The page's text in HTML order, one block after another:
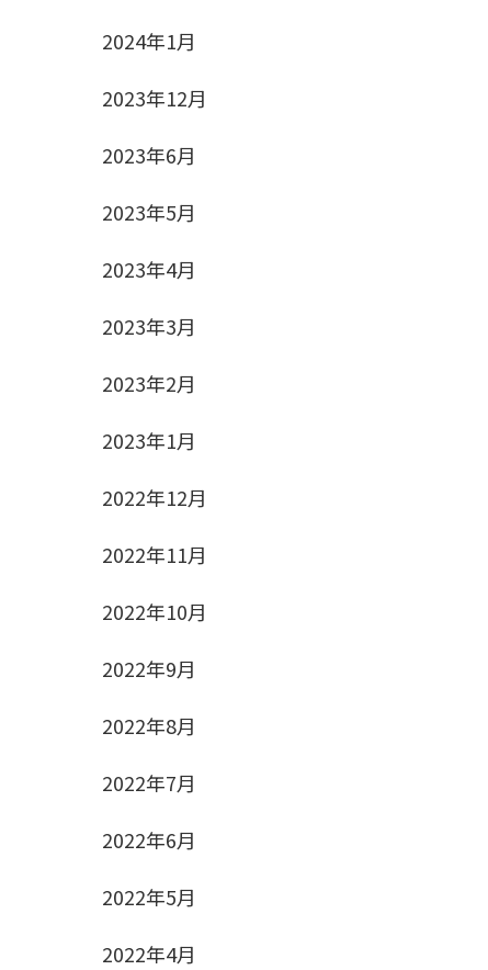
2024年1月
2023年12月
2023年6月
2023年5月
2023年4月
2023年3月
2023年2月
2023年1月
2022年12月
2022年11月
2022年10月
2022年9月
2022年8月
2022年7月
2022年6月
2022年5月
2022年4月